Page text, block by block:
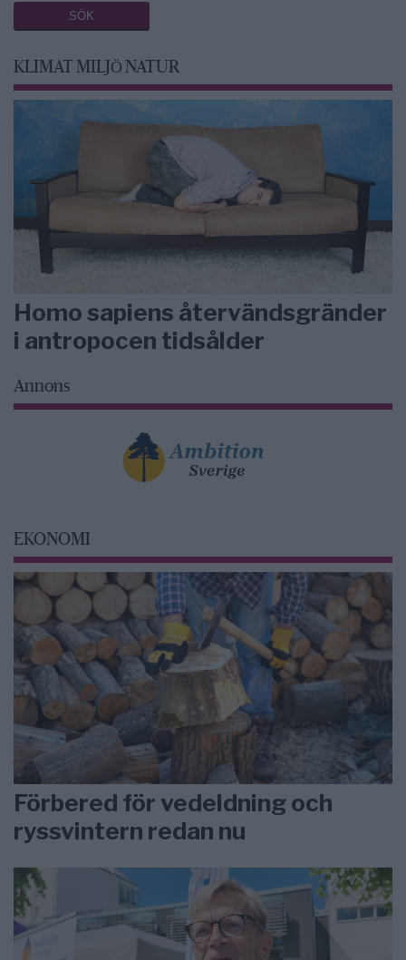
KLIMAT MILJÖ NATUR
Homo sapiens återvändsgränder
i antropocen tidsålder
Annons
EKONOMI
Förbered för vedeldning och
ryssvintern redan nu